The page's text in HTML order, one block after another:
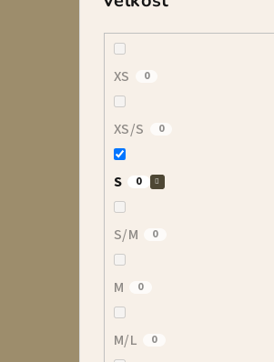
XS 0
XS/S 0
S 0
S/M 0
M 0
M/L 0